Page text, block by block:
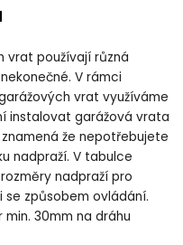
vrat používají různá
V rámci
vrat využíváme
instalovat garážová vrata
že nepotřebujete
nadpraží. V tabulce
nadpraží pro
způsobem ovládání.
30mm na dráhu